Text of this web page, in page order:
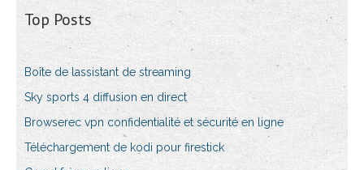
Top Posts
Boîte de lassistant de streaming
Sky sports 4 diffusion en direct
Browserec vpn confidentialité et sécurité en ligne
Téléchargement de kodi pour firestick